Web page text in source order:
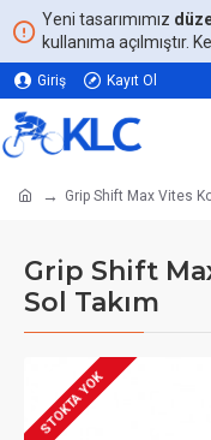
Yeni tasarımımız
kullanıma açılmıştır.
Giriş Kayıt Ol
Grip Shift Max Vites
Grip Shift
Sol Takım
STOKTA YOK